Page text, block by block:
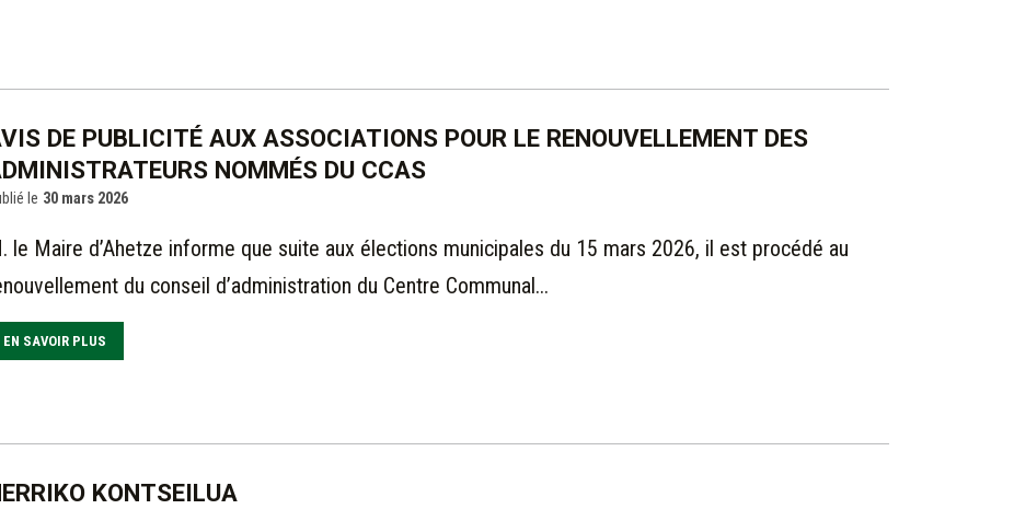
DE PUBLICITÉ AUX ASSOCIATIONS POUR LE RENOUVELLEMENT DES
NOMMÉS DU CCAS
le 30 mars 2026
le Maire d’Ahetze informe que suite aux élections municipales du 15 mars 2026, il est procédé au
du conseil d’administration du Centre Communal...
EN SAVOIR PLUS
KONTSEILUA